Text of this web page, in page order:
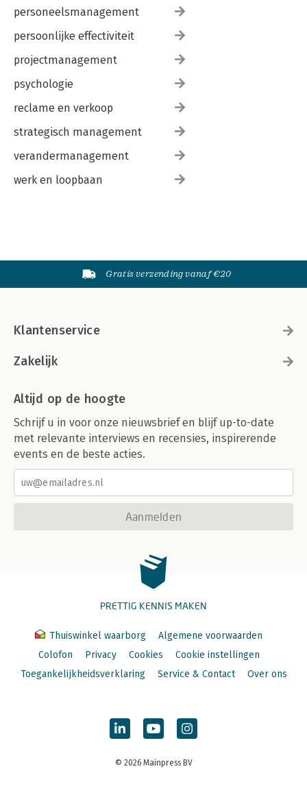
personeelsmanagement
persoonlijke effectiviteit
projectmanagement
psychologie
reclame en verkoop
strategisch management
verandermanagement
werk en loopbaan
Gratis verzending vanaf €20
Klantenservice
Zakelijk
Altijd op de hoogte
Schrijf u in voor onze nieuwsbrief en blijf up-to-date
met relevante interviews en recensies, inspirerende
events en de beste acties.
Aanmelden
PRETTIG KENNIS MAKEN
Thuiswinkel waarborg
Algemene voorwaarden
Colofon
Privacy Cookies
Cookie instellingen
Toegankelijkheidsverklaring
Service & Contact Over ons
© 2026 Mainpress BV